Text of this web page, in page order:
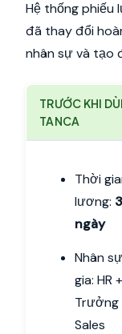
Hệ thống
đã thay đổi
nhân sự và tạo
TRƯỚC KHI
TANCA
Thời
lương:
ngày
Nhân
gia: HR +
Trưởng
Sales